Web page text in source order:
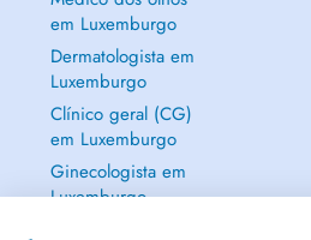
em Luxemburgo
Dermatologista em
Luxemburgo
Clínico geral (CG)
em Luxemburgo
Ginecologista em
Luxemburgo